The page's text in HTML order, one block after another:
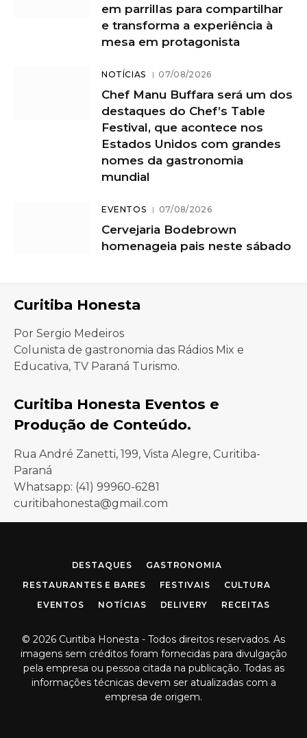
em parrillas para compartilhar
e transforma a experiência à
mesa em protagonista
NOTÍCIAS 07/08/2026
Chef Manu Buffara será um dos
destaques do Chef’s Table
Festival, que acontece nos
Estados Unidos com grandes
nomes da gastronomia
mundial
EVENTOS 07/08/2026
Cervejaria Bodebrown
homenageia pais neste sábado
Curitiba Honesta
Por Sergio Medeiros
Colunista de gastronomia das Rádios Mix e
Educativa, TV Paraná Turismo.
Curitiba Honesta Eventos e
Produção de Conteúdo.
Rua André Zanetti, 199, Vista Alegre, Curitiba-
Paraná
Whatsapp: (41) 99960-6281
curitibahonesta@gmail.com
DESTAQUES
GASTRONOMIA
RESTAURANTES E BARES
FESTIVAIS
CULTURA
EVENTOS
NOTÍCIAS DELIVERY RECEITAS
© 2026 Curitiba Honesta - Todos direitos reservados. As
imagens sem créditos foram fornecidas para divulgação
pela empresa ou pessoa citada na publicação. Todas as
informações técnicas devem ser atualizadas com a
empresa de origem.